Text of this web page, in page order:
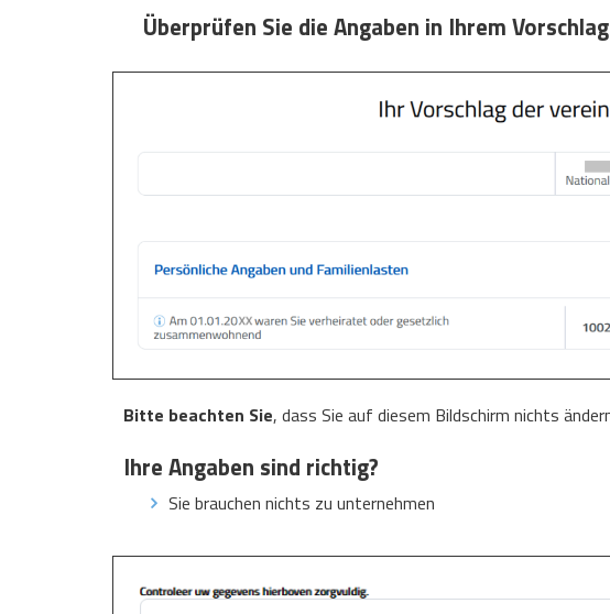
Überprüfen Sie die Angaben in Ihrem
Bitte beachten Sie, dass Sie auf diesem Bildschirm nichts
Ihre Angaben sind richtig?
Sie brauchen nichts zu unternehmen